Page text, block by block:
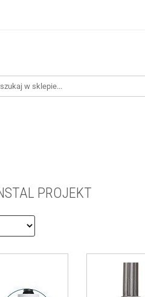
PROJEKT